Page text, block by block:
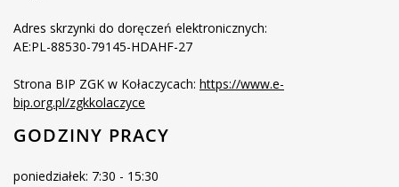
Adres skrzynki do doręczeń elektronicznych:
AE:PL-88530-79145-HDAHF-27
Strona BIP ZGK w Kołaczycach: https://www.e-
bip.org.pl/zgkkolaczyce
GODZINY PRACY
poniedziałek: 7:30 - 15:30